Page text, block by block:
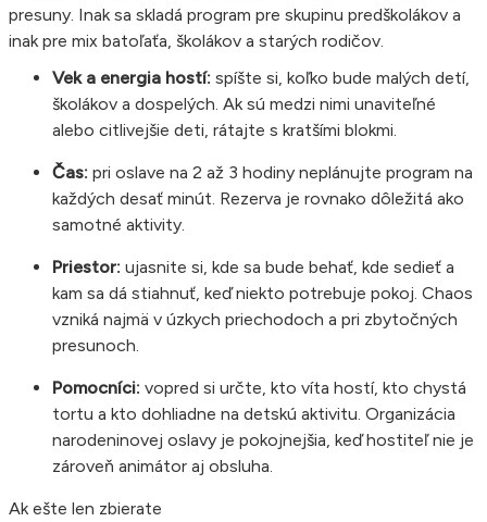
presuny. Inak sa skladá program pre skupinu predškolákov a
inak pre mix batoľaťa, školákov a starých rodičov.
Vek a energia hostí: spíšte si, koľko bude malých detí,
školákov a dospelých. Ak sú medzi nimi unaviteľné
alebo citlivejšie deti, rátajte s kratšími blokmi.
Čas: pri oslave na 2 až 3 hodiny neplánujte program na
každých desať minút. Rezerva je rovnako dôležitá ako
samotné aktivity.
Priestor: ujasnite si, kde sa bude behať, kde sedieť a
kam sa dá stiahnuť, keď niekto potrebuje pokoj. Chaos
vzniká najmä v úzkych priechodoch a pri zbytočných
presunoch.
Pomocníci: vopred si určte, kto víta hostí, kto chystá
tortu a kto dohliadne na detskú aktivitu. Organizácia
narodeninovej oslavy je pokojnejšia, keď hostiteľ nie je
zároveň animátor aj obsluha.
Ak ešte len zbierate